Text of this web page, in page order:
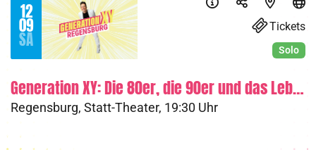
12
09
SA
Generation XY: Die 80er, die 90er und das Leben heute
Regensburg, Statt-Theater, 19:30 Uhr
Tickets
Solo